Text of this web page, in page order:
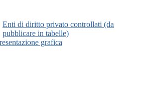
Enti di diritto privato controllati (da
pubblicare in tabelle)
grafica